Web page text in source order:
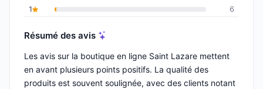
1
6
Résumé des avis
Les avis sur la boutique en ligne Saint Lazare mettent
en avant plusieurs points positifs. La qualité des
produits est souvent soulignée, avec des clients notant